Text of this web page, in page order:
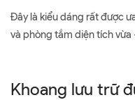
Đây là kiểu dáng rất được
và phòng tắm diện tích vừa
Khoang lưu trữ